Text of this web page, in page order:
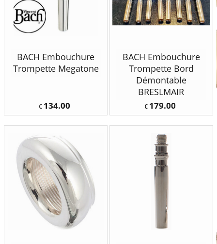
BACH Embouchure
Trompette Megatone
€ 134.00
BACH Embouchure
Trompette Bord
Démontable
BRESLMAIR
€ 179.00